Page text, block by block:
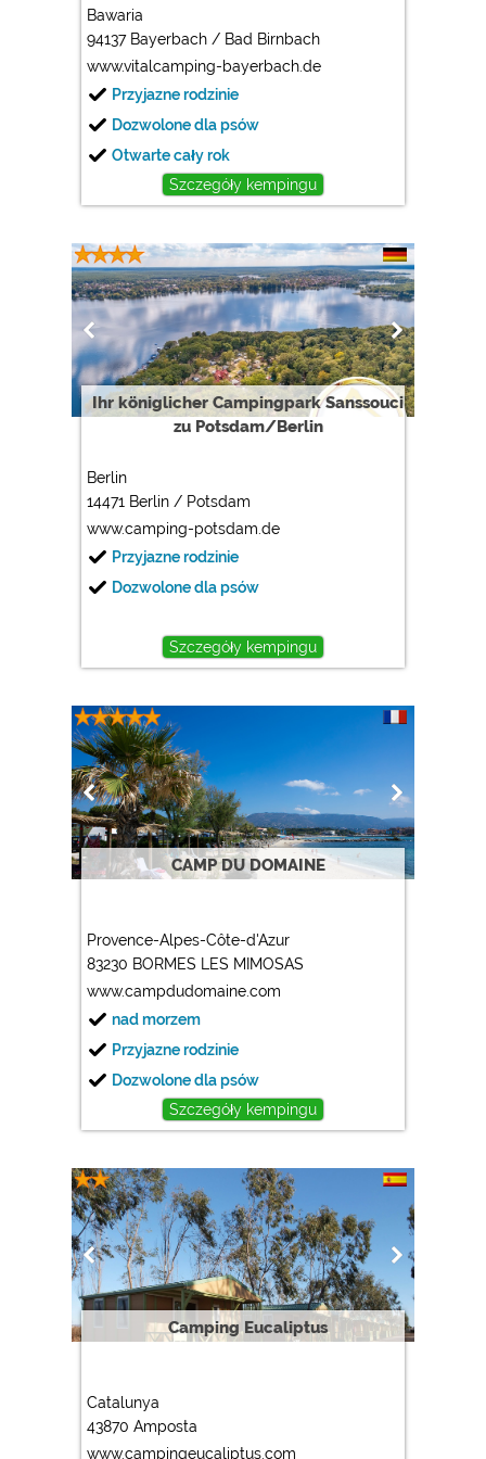
Bawaria
94137 Bayerbach / Bad Birnbach
www.vitalcamping-bayerbach.de
Przyjazne rodzinie
Dozwolone dla psów
Otwarte cały rok
Szczegóły kempingu
Ihr königlicher Campingpark Sanssouci
zu Potsdam/Berlin
Berlin
14471 Berlin / Potsdam
www.camping-potsdam.de
Przyjazne rodzinie
Dozwolone dla psów
Szczegóły kempingu
CAMP DU DOMAINE
Provence-Alpes-Côte-d'Azur
83230 BORMES LES MIMOSAS
www.campdudomaine.com
nad morzem
Przyjazne rodzinie
Dozwolone dla psów
Szczegóły kempingu
Camping Eucaliptus
Catalunya
43870 Amposta
www.campingeucaliptus.com
https://policies.google.com/privacy
Marketing
Google Ads
https://policies.google.com/privacy
Google Remarketing
https://policies.google.com/privacy
Ustawienia dotyczące plików cookies można w każdej
chwili zmienić w stopce za pomocą opcji „COOKIES”!